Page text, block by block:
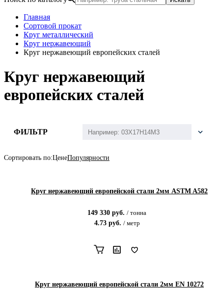
Главная
Сортовой прокат
Круг металлический
Круг нержавеющий
Круг нержавеющий европейских сталей
Круг нержавеющий
европейских сталей
ФИЛЬТР
Сортировать по:ЦенеПопулярности
Круг нержавеющий европейской стали 2мм ASTM A582
149 330 руб. / тонна
4.73руб. / метр
Круг нержавеющий европейской стали 2мм EN 10272